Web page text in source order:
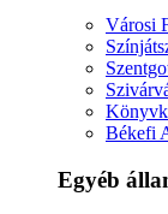
Városi
Békefi
Egyéb